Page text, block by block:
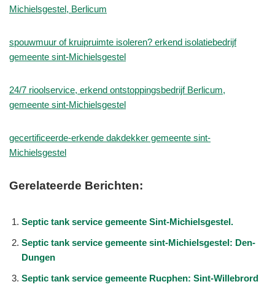
Michielsgestel, Berlicum
spouwmuur of kruipruimte isoleren? erkend isolatiebedrijf
gemeente sint-Michielsgestel
24/7 rioolservice, erkend ontstoppingsbedrijf Berlicum,
gemeente sint-Michielsgestel
gecertificeerde-erkende dakdekker gemeente sint-
Michielsgestel
Gerelateerde Berichten:
Septic tank service gemeente Sint-Michielsgestel.
Septic tank service gemeente sint-Michielsgestel: Den-
Dungen
Septic tank service gemeente Rucphen: Sint-Willebrord